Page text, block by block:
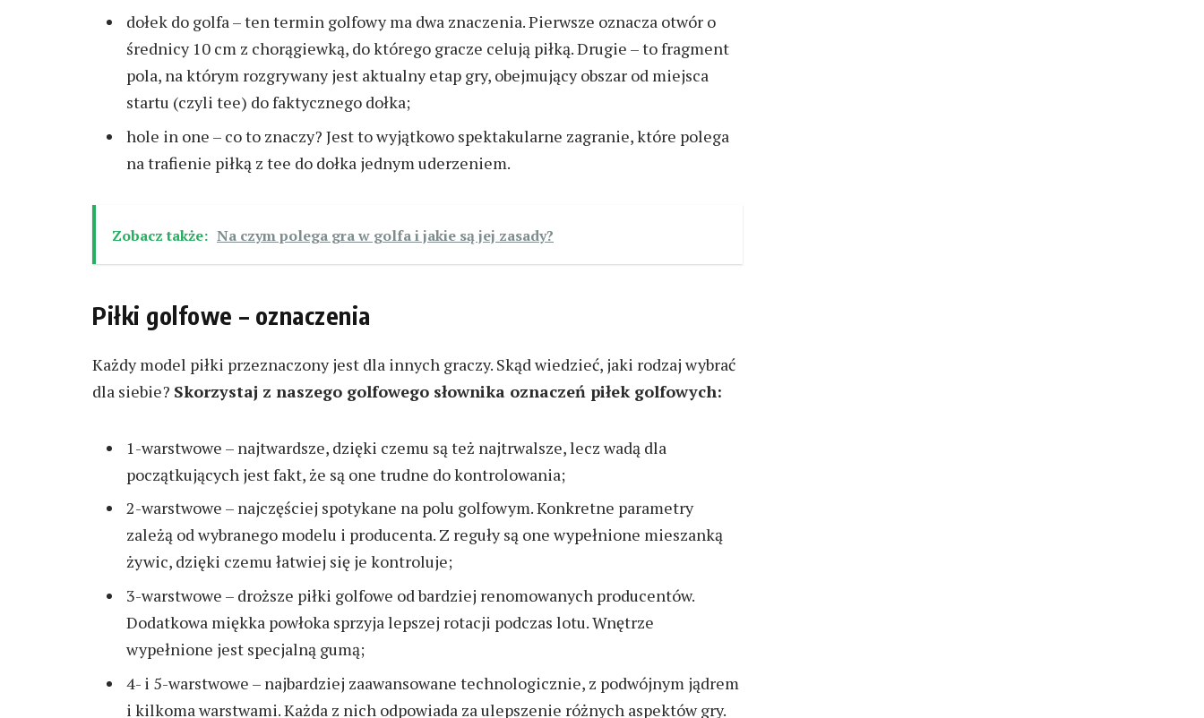
dołek do golfa – ten termin golfowy ma dwa znaczenia. Pierwsze oznacza otwór o
średnicy 10 cm z chorągiewką, do którego gracze celują piłką. Drugie – to fragment
pola, na którym rozgrywany jest aktualny etap gry, obejmujący obszar od miejsca
startu (czyli tee) do faktycznego dołka;
hole in one – co to znaczy? Jest to wyjątkowo spektakularne zagranie, które polega
na trafienie piłką z tee do dołka jednym uderzeniem.
Zobacz także: Na czym polega gra w golfa i jakie są jej zasady?
Piłki golfowe – oznaczenia
Każdy model piłki przeznaczony jest dla innych graczy. Skąd wiedzieć, jaki rodzaj wybrać
dla siebie? Skorzystaj z naszego golfowego słownika oznaczeń piłek golfowych:
1-warstwowe – najtwardsze, dzięki czemu są też najtrwalsze, lecz wadą dla
początkujących jest fakt, że są one trudne do kontrolowania;
2-warstwowe – najczęściej spotykane na polu golfowym. Konkretne parametry
zależą od wybranego modelu i producenta. Z reguły są one wypełnione mieszanką
żywic, dzięki czemu łatwiej się je kontroluje;
3-warstwowe – droższe piłki golfowe od bardziej renomowanych producentów.
Dodatkowa miękka powłoka sprzyja lepszej rotacji podczas lotu. Wnętrze
wypełnione jest specjalną gumą;
4- i 5-warstwowe – najbardziej zaawansowane technologicznie, z podwójnym jądrem
i kilkoma warstwami. Każda z nich odpowiada za ulepszenie różnych aspektów gry.